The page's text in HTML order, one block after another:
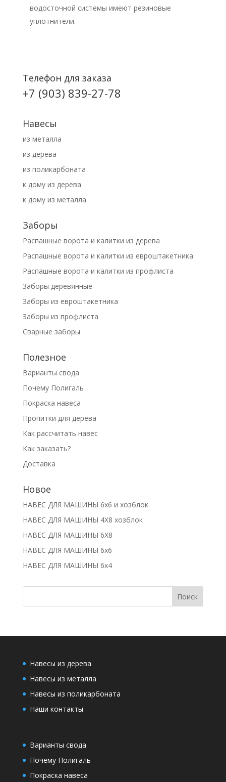
водосточной системы имеют резиновые
уплотнители.
Телефон для заказа
+7 (903) 839-27-78
Навесы
из металла
из дерева
из поликарбоната
к дому из дерева
к дому из металла
Заборы
Распашные ворота и калитки из дерева
Распашные ворота и калитки из евроштакетника
Распашные ворота и калитки из профлиста
Заборы деревянные
Заборы из евроштакетника
Заборы из профлиста
Сварные заборы
Полезное
Варианты свода
Почему Полигаль
Покраска навеса
Пропитки для дерева
Как рассчитать навес
Как заказать?
Доставка
Новое
НАВЕС ДЛЯ МАШИНЫ 6х6 и хозблок
НАВЕС ДЛЯ МАШИНЫ 4Х8 хозблок
НАВЕС ДЛЯ МАШИНЫ 6Х8
НАВЕС ДЛЯ МАШИНЫ 6х6
НАВЕС ДЛЯ МАШИНЫ 6х4
Навесы из дерева
Навесы из металла
Навесы из поликарбоната
Наши контакты
Варианты свода
Почему Полигаль
Покраска навеса